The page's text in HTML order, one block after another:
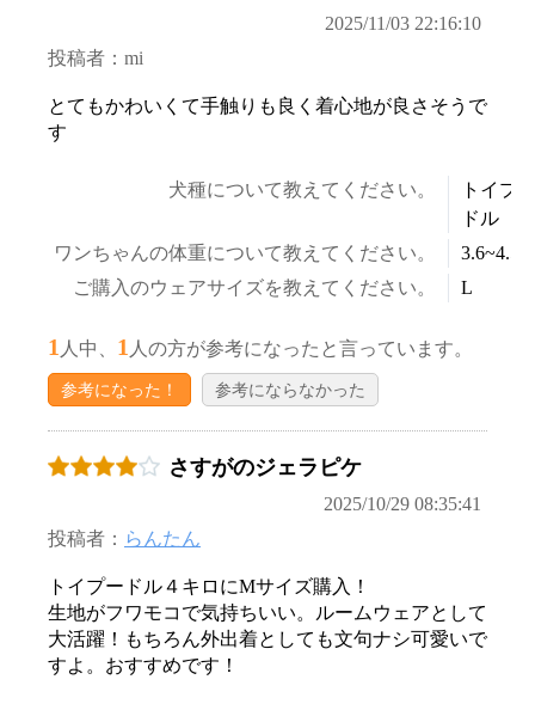
お買い物を続ける
2025/11/03 22:16:10
投稿者：mi
とてもかわいくて手触りも良く着心地が良さそうで
す
犬種について教えてください。
トイプ
ドル
ワンちゃんの体重について教えてください。
ご購入のウェアサイズを教えてください。
L
1 人中、 1 人の方が参考になったと言っています。
参考になった！ 参考にならなかった
さすがのジェラピケ
2025/10/29 08:35:41
投稿者： らんたん
トイプードル４キロにМサイズ購入！
生地がフワモコで気持ちいい。ルームウェアとして
大活躍！もちろん外出着としても文句ナシ可愛いで
すよ。おすすめです！